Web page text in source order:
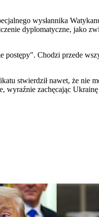
wysłannika
dyplomatyczne, jako
postępy". Chodzi przede
stwierdził nawet, że nie
wyraźnie zachęcając